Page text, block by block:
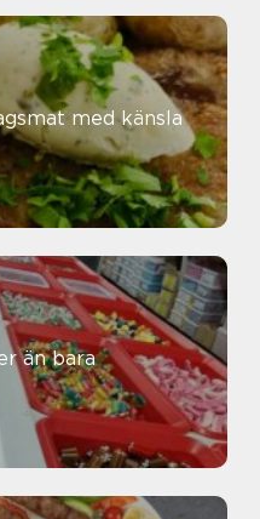
med känsla
än bara